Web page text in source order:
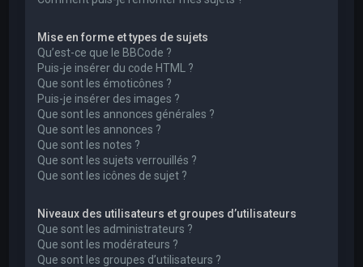
Mise en forme et types de sujets
Qu’est-ce que le BBCode ?
Puis-je insérer du code HTML ?
Que sont les émoticônes ?
Puis-je insérer des images ?
Que sont les annonces générales ?
Que sont les annonces ?
Que sont les notes ?
Que sont les sujets verrouillés ?
Que sont les icônes de sujet ?
Niveaux des utilisateurs et groupes d’utilisateurs
Que sont les administrateurs ?
Que sont les modérateurs ?
Que sont les groupes d’utilisateurs ?